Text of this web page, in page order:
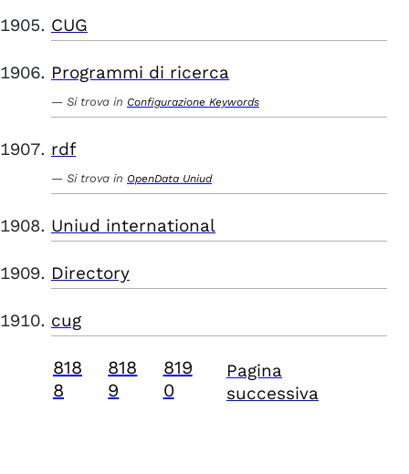
CUG
Programmi di ricerca
Si trova in Configurazione Keywords
rdf
Si trova in OpenData Uniud
Uniud international
Directory
cug
818
8
818
9
819
0
Pagina
successiva